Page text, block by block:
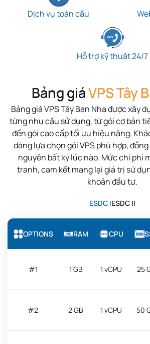
Dịch vụ toàn cầu
Hỗ trợ kỹ thuật 24/7
Bảng giáVPS Tây
Bảng giáVPS Tây Ban Nhađược xây
từng nhu cầu sử dụng, từ gói cơ bản
đến gói cao cấp tối ưu hiệu năng.
dàng lựa chọn gói VPS phù hợp,
nguyên bất kỳ lúc nào. Mức chi phí
tranh, cam kết mang lại giá trị sử
khoản đầu tư.
ESDC IESDC II
OPTIONS RAM CPU
#1 1 GB 1 vCPU 25
#2 2 GB 1 vCPU 50